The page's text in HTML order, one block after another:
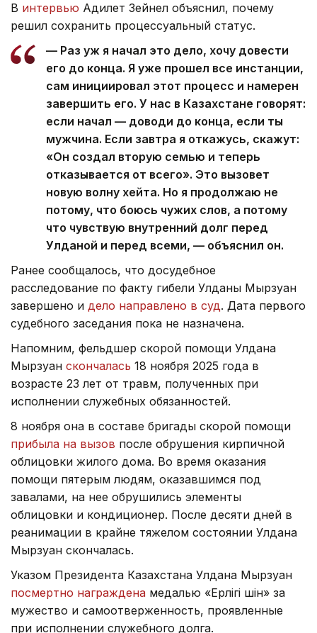
В интервью Адилет Зейнел объяснил, почему
решил сохранить процессуальный статус.
— Раз уж я начал это дело, хочу довести
его до конца. Я уже прошел все инстанции,
сам инициировал этот процесс и намерен
завершить его. У нас в Казахстане говорят:
если начал — доводи до конца, если ты
мужчина. Если завтра я откажусь, скажут:
«Он создал вторую семью и теперь
отказывается от всего». Это вызовет
новую волну хейта. Но я продолжаю не
потому, что боюсь чужих слов, а потому
что чувствую внутренний долг перед
Улданой и перед всеми, — объяснил он.
Ранее сообщалось, что досудебное
расследование по факту гибели Улданы Мырзуан
завершено и дело направлено в суд. Дата первого
судебного заседания пока не назначена.
Напомним, фельдшер скорой помощи Улдана
Мырзуан скончалась 18 ноября 2025 года в
возрасте 23 лет от травм, полученных при
исполнении служебных обязанностей.
8 ноября она в составе бригады скорой помощи
прибыла на вызов после обрушения кирпичной
облицовки жилого дома. Во время оказания
помощи пятерым людям, оказавшимся под
завалами, на нее обрушились элементы
облицовки и кондиционер. После десяти дней в
реанимации в крайне тяжелом состоянии Улдана
Мырзуан скончалась.
Указом Президента Казахстана Улдана Мырзуан
посмертно награждена медалью «Ерлігі үшін» за
мужество и самоотверженность, проявленные
при исполнении служебного долга.